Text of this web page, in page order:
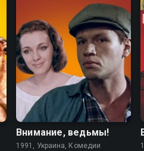
5.6
Внимание, ведьмы!
1991, Украина, Комедии